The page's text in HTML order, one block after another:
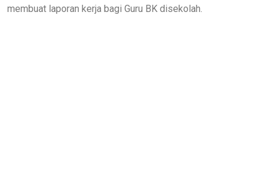
membuat laporan kerja bagi Guru BK disekolah.